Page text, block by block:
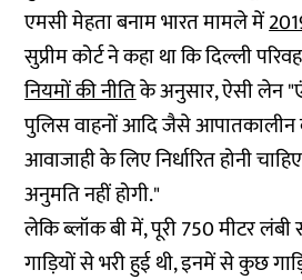
एमसी मेहता बनाम भारत मामले में
सुप्रीम कोर्ट ने कहा था कि दिल्ली
नियमों की नीतिके अनुसार, ऐसी लेन
पुलिस वाहनों आदि जैसे आपातकालीन
आवाजाही के लिए निर्धारित होनी
अनुमति नहीं होगी."
लेकि ब्लॉक बी में, पूरी 750 मीटर लंबी
गाड़ियों से भरी हुई थी, इनमें से कुछ